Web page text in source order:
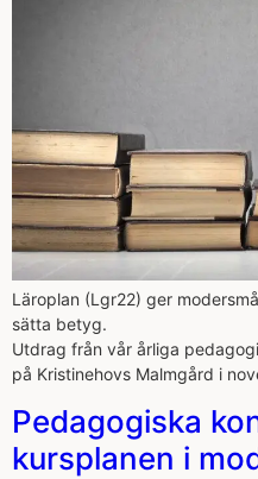
Läroplan (Lgr22) ger
sätta betyg.
Utdrag från vår årliga
på Kristinehovs Malmgård i
Pedagogiska
kursplanen i